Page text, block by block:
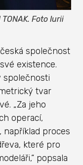
Foto Iurii
společnost
existence.
společnosti
tvar
„Za jeho
operací,
proces
které pro
popsala